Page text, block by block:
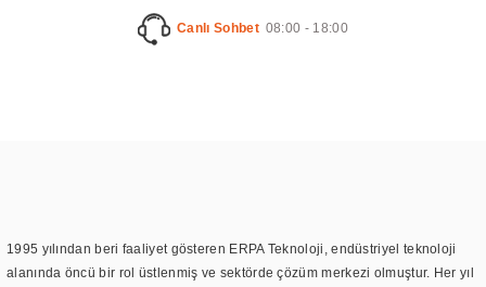
Canlı Sohbet 08:00 - 18:00
1995 yılından beri faaliyet gösteren ERPA Teknoloji, endüstriyel teknoloji
alanında öncü bir rol üstlenmiş ve sektörde çözüm merkezi olmuştur. Her yıl